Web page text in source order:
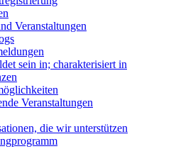
Veranstaltungen
sein in; charakterisiert in
Veranstaltungen
die wir unterstützen